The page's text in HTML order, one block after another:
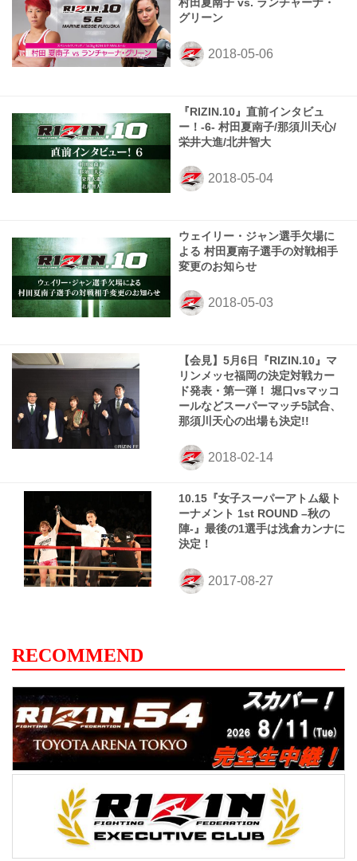
村田夏南子 vs. ランチャーナ・
グリーン
『RIZIN.10』直前インタビュ
ー！-6- 村田夏南子/那須川天心/
栄井大進/北井智大
ウェイリー・ジャン選手欠場に
よる 村田夏南子選手の対戦相手
変更のお知らせ
【会見】5月6日『RIZIN.10』マ
リンメッセ福岡の決定対戦カー
ド発表・第一弾！ 堀口vsマッコ
ールなどスーパーマッチ5試合、
那須川天心の出場も決定!!
10.15『女子スーパーアトム級ト
ーナメント 1st ROUND –秋の
陣-』最後の1選手は浅倉カンナに
決定！
RECOMMEND